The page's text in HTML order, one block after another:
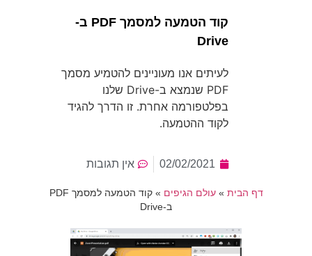
קוד הטמעה למסמך PDF ב-
Drive
לעיתים אנו מעוניינים להטמיע מסמך
PDF שנמצא ב-Drive שלנו
בפלטפורמה אחרת. זו הדרך להגיד
לקוד ההטמעה.
02/02/2021 אין תגובות
דף הבית»עולם הגיפים»
קוד הטמעה למסמך PDF